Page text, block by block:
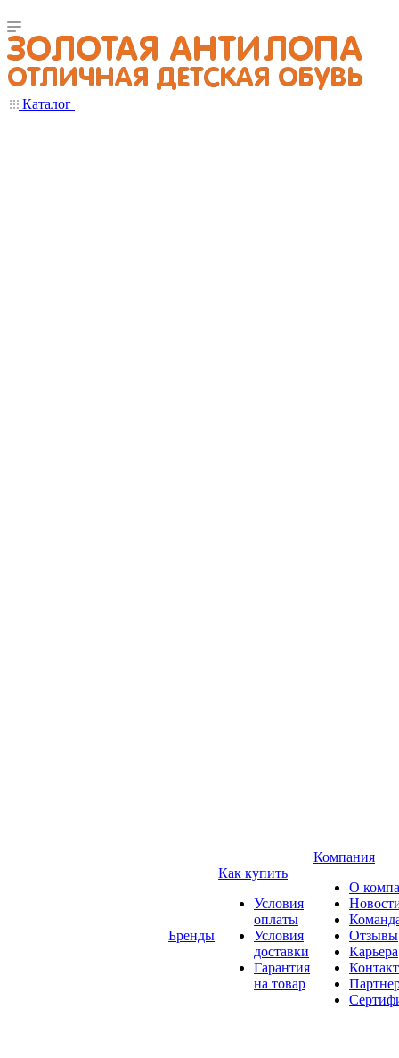
Каталог
Бренды
Как купить
Условия
оплаты
Условия
доставки
Гарантия
на товар
Компания
О
Отзывы
Карьера